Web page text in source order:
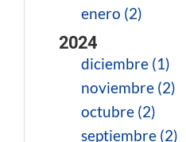
enero (2)
2024
diciembre (1)
noviembre (2)
octubre (2)
septiembre (2)